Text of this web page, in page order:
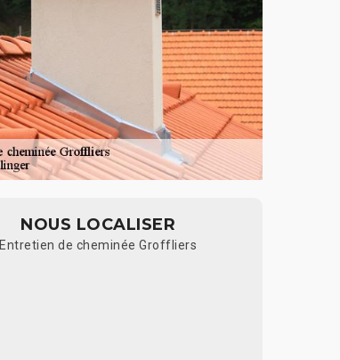
NOUS LOCALISER
Entretien de cheminée Groffliers